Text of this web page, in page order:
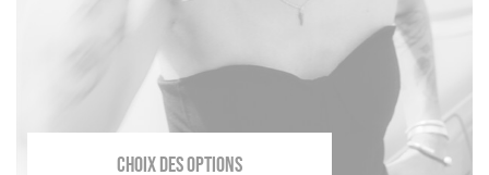
CHOIX DES OPTIONS